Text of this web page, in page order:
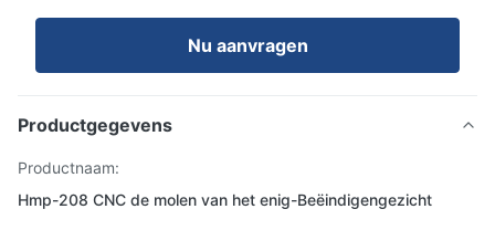
Nu aanvragen
Productgegevens
Productnaam:
Hmp-208 CNC de molen van het enig-Beëindigengezicht